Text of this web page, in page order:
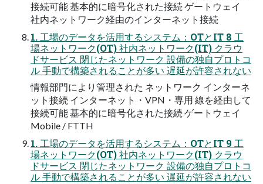
接続可能 基本的に暗号化された接続 ゲートウェイ
社内ネットワーク経由のインターネット接続
1. 工場のデータを活用するシステム：OTとIT 8 工
場ネットワーク(OT) 社内ネットワーク(IT) クラウ
ドサービス 閉じたネットワーク 設備の独自プロトコ
ル 手動で構築されることが多い 遅延が許容されない
情報部門により管理された ネットワーク インターネ
ット接続 インターネット・VPN・専用 線を経由して
接続可能 基本的に暗号化された接続 ゲートウェイ
Mobile / FTTH
1. 工場のデータを活用するシステム：OTとIT 9 工
場ネットワーク(OT) 社内ネットワーク(IT) クラウ
ドサービス 閉じたネットワーク 設備の独自プロトコ
ル 手動で構築されることが多い 遅延が許容されない